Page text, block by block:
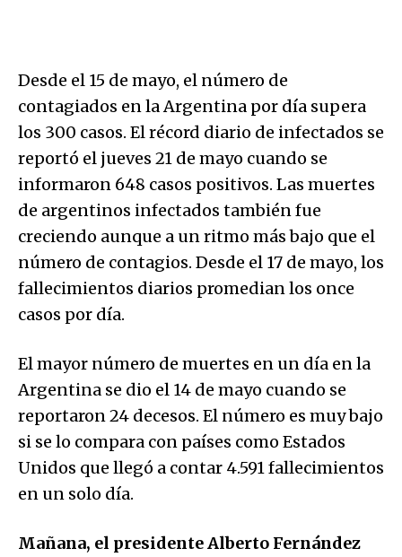
Desde el 15 de mayo, el número de
contagiados en la Argentina por día supera
los 300 casos. El récord diario de infectados se
reportó el jueves 21 de mayo cuando se
informaron 648 casos positivos. Las muertes
de argentinos infectados también fue
creciendo aunque a un ritmo más bajo que el
número de contagios. Desde el 17 de mayo, los
fallecimientos diarios promedian los once
casos por día.
El mayor número de muertes en un día en la
Argentina se dio el 14 de mayo cuando se
reportaron 24 decesos. El número es muy bajo
si se lo compara con países como Estados
Unidos que llegó a contar 4.591 fallecimientos
en un solo día.
Mañana, el presidente Alberto Fernández